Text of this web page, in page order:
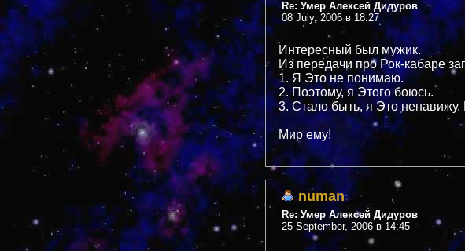
Re: Умер Алексей Дидуров
08 July, 2006 в 18:27
Интересный был мужик.
Из передачи про Рок-кабаре
1. Я Это не понимаю.
2. Поэтому, я Этого боюсь.
3. Стало быть, я Это ненавижу.
Мир ему!
numan
Re: Умер Алексей Дидуров
25 September, 2006 в 14:45